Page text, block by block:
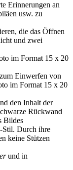
Erinnerungen an
usw. zu
die das Öffnen
und zwei
im Format 15 x 20
Einwerfen von
im Format 15 x 20
den Inhalt der
Rückwand
Bildes
Stil. Durch ihre
keine Stützen
und in